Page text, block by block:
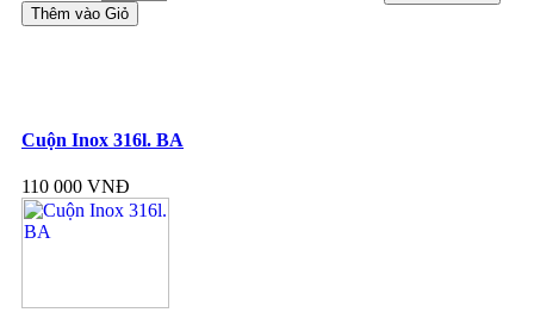
Cuộn Inox 316l. BA
110 000 VNĐ